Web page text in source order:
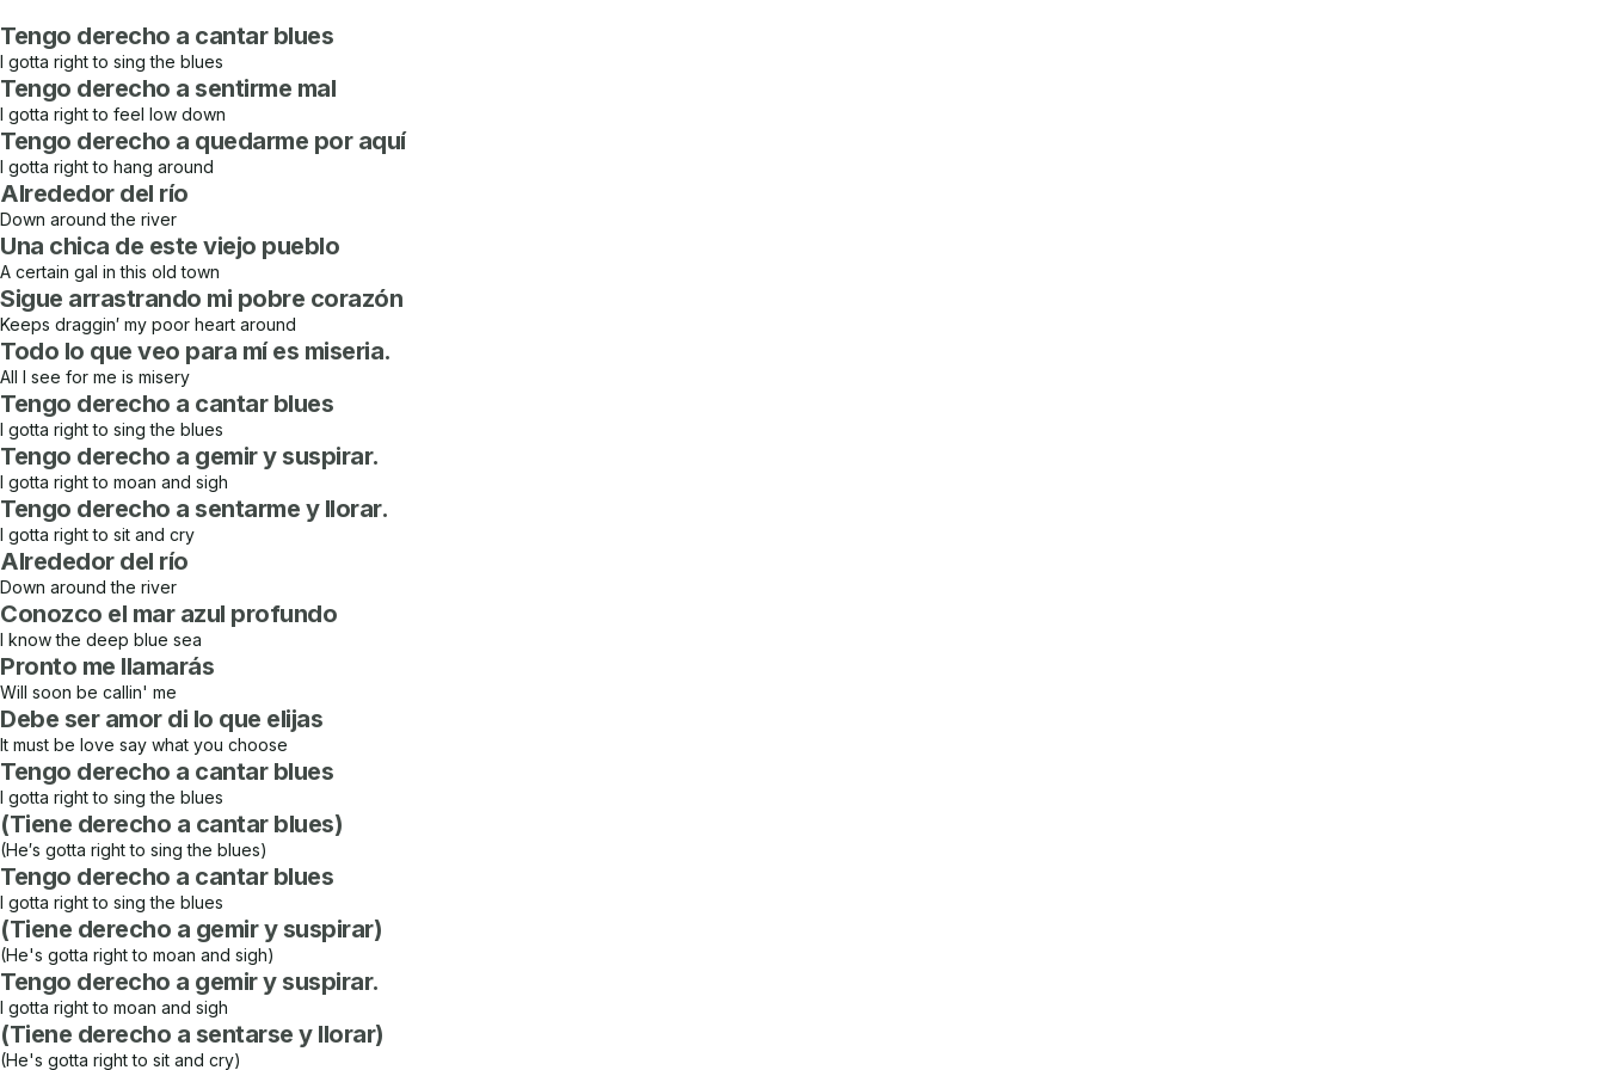
Tengo derecho a cantar blues
I gotta right to sing the blues
Tengo derecho a sentirme mal
I gotta right to feel low down
Tengo derecho a quedarme por aquí
I gotta right to hang around
Alrededor del río
Down around the river
Una chica de este viejo pueblo
A certain gal in this old town
Sigue arrastrando mi pobre corazón
Keeps draggin′ my poor heart around
Todo lo que veo para mí es miseria.
All I see for me is misery
Tengo derecho a cantar blues
I gotta right to sing the blues
Tengo derecho a gemir y suspirar.
I gotta right to moan and sigh
Tengo derecho a sentarme y llorar.
I gotta right to sit and cry
Alrededor del río
Down around the river
Conozco el mar azul profundo
I know the deep blue sea
Pronto me llamarás
Will soon be callin' me
Debe ser amor di lo que elijas
It must be love say what you choose
Tengo derecho a cantar blues
I gotta right to sing the blues
(Tiene derecho a cantar blues)
(He′s gotta right to sing the blues)
Tengo derecho a cantar blues
I gotta right to sing the blues
(Tiene derecho a gemir y suspirar)
(He's gotta right to moan and sigh)
Tengo derecho a gemir y suspirar.
I gotta right to moan and sigh
(Tiene derecho a sentarse y llorar)
(He's gotta right to sit and cry)